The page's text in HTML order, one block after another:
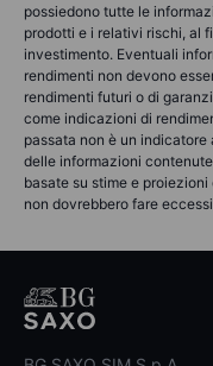
possiedono tutte le
prodotti e i relativi rischi, al
investimento. Eventuali
rendimenti non devono
rendimenti futuri o di
come indicazioni di
passata non è un
delle informazioni
basate su stime e
non dovrebbero fare